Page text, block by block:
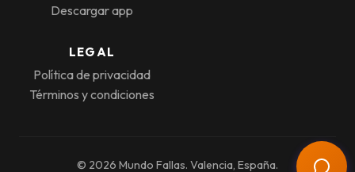
Descargar app
LEGAL
Política de privacidad
Términos y condiciones
© 2026 Mundo Fallas. Valencia, España.